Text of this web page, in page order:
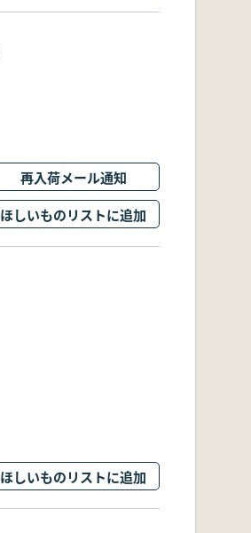
再入荷メール通知
ほしいものリストに追加
ほしいものリストに追加